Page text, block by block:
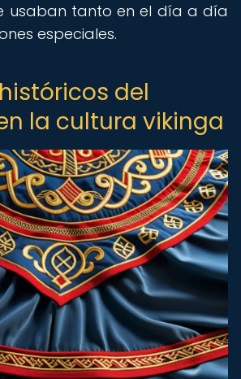
usaban tanto en el día a día
especiales.
del
la cultura vikinga